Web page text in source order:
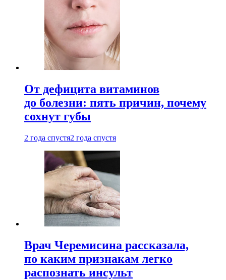
От дефицита витаминов
до болезни: пять причин, почему
сохнут губы
2 года спустя2 года спустя
Врач Черемисина рассказала,
по каким признакам легко
распознать инсульт